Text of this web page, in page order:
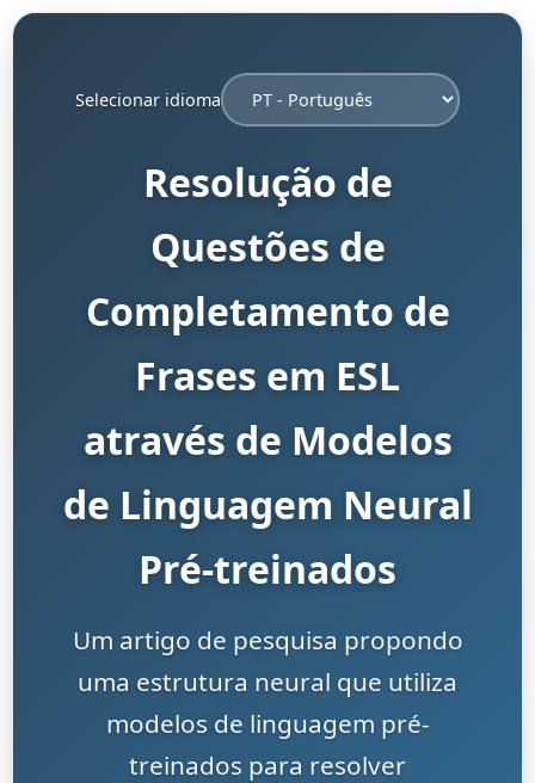
Selecionar idioma
Resolução de
Questões de
Completamento de
Frases em ESL
através de Modelos
de Linguagem Neural
Pré-treinados
Um artigo de pesquisa propondo
uma estrutura neural que utiliza
modelos de linguagem pré-
treinados para resolver